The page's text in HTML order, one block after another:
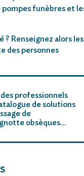
pompes funèbres et
? Renseignez alors les
des personnes
professionnels
de solutions
de
obsèques…